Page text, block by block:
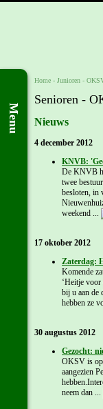
Menu
Home - Junioren -
Senioren -
Nieuws
4 december 2012
KNVB:
De KNVB
twee
besloten, in
weekend ...
17 oktober 2012
Zaterdag:
Komende
‘Heitje
bij u aan de
hebben ze
30 augustus 2012
Gezocht:
OKSV is op
aangezien
neem dan ...